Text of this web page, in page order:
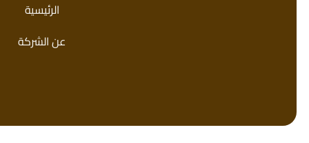
الرئيسية
عن الشركة